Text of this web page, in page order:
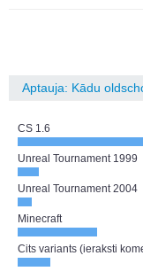
Aptauja: Kādu
CS 1.6
Unreal Tournament 1999
Unreal Tournament 2004
Minecraft
Cits variants (ieraksti